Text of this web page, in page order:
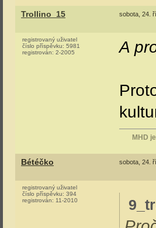
Trollino_15 sobota, 24.
registrovaný uživatel
číslo příspěvku: 5981
registrován: 2-2005 A
MHD
Bétéčko sobota, 24.
registrovaný uživatel
číslo příspěvku: 394
registrován: 11-2010 9_tr